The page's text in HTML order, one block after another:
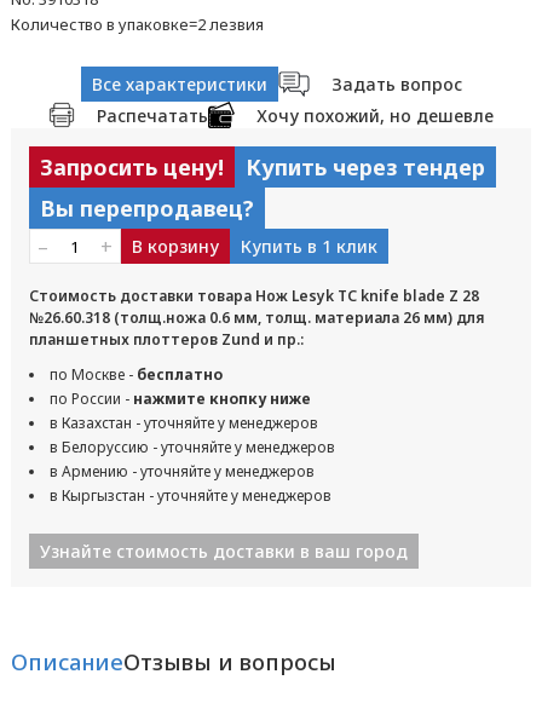
Количество в упаковке=2 лезвия
Все характеристики
Задать вопрос
Распечатать
Хочу похожий, но дешевле
Запросить цену!
Купить через тендер
Вы перепродавец?
– + В корзину Купить в 1 клик
Стоимость доставки товара Нож Lesyk TC knife blade Z 28
№26.60.318 (толщ.ножа 0.6 мм, толщ. материала 26 мм) для
планшетных плоттеров Zund и пр.:
по Москве - бесплатно
по России - нажмите кнопку ниже
в Казахстан - уточняйте у менеджеров
в Белоруссию - уточняйте у менеджеров
в Армению - уточняйте у менеджеров
в Кыргызстан - уточняйте у менеджеров
Узнайте стоимость доставки в ваш город
ОписаниеОтзывы и вопросы